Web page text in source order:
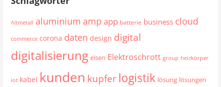
Altmetall aluminium amp app batterie business cloud
commerce corona daten design digital
digitalisierung eisen Elektroschrott group heizkörper
iot kabel kunden kupfer logistik lösung lösungen